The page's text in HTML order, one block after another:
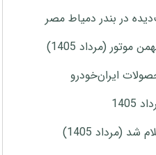
در بندر دمیاط مصر
(مرداد 1405)
ایران‌خودرو
(مرداد 1405)